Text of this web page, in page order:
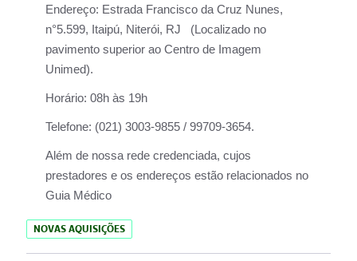
Endereço: Estrada Francisco da Cruz Nunes,
n°5.599, Itaipú, Niterói, RJ (Localizado no
pavimento superior ao Centro de Imagem
Unimed).
Horário: 08h às 19h
Telefone: (021) 3003-9855 / 99709-3654.
Além de nossa rede credenciada, cujos
prestadores e os endereços estão relacionados no
Guia Médico
NOVAS AQUISIÇÕES